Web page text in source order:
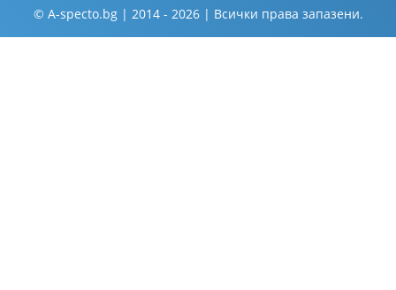
© A-specto.bg | 2014 - 2026 | Всички права запазени.